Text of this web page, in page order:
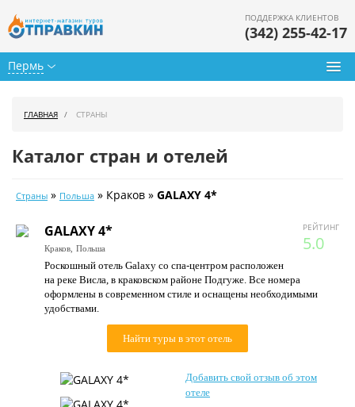
Пермь
ПОДДЕРЖКА КЛИЕНТОВ
(342) 255-42-17
Календарь туров
Цены дня
Страны
Как купить
Контакты
ГЛАВНАЯ СТРАНЫ
Каталог стран и отелей
Страны » Польша » Краков » GALAXY 4*
РЕЙТИНГ
5.0
GALAXY 4*
Краков, Польша
Роскошный отель Galaxy со спа-центром расположен
на реке Висла, в краковском районе Подгуже. Все номера
оформлены в современном стиле и оснащены необходимыми
удобствами.
Найти туры в этот отель
Добавить свой отзыв об этом
отеле